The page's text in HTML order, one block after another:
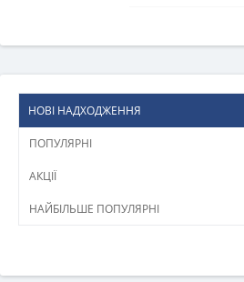
НОВІ НАДХОДЖЕННЯ
ПОПУЛЯРНІ
АКЦІЇ
НАЙБІЛЬШЕ ПОПУЛЯРНІ